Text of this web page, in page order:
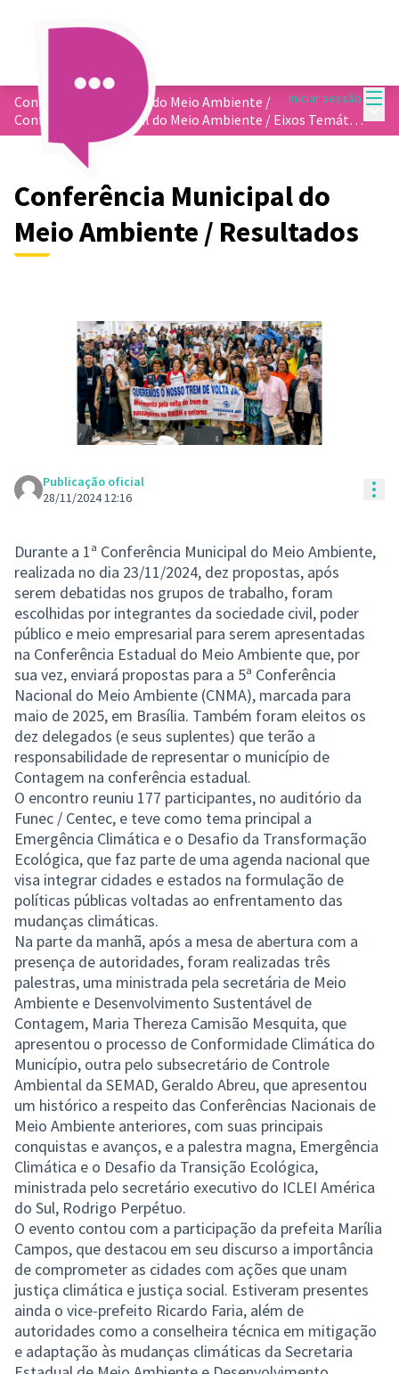
Iniciar sessão
Conferência Municipal do Meio Ambiente /
Conferência Municipal do Meio Ambiente / Eixos Temáticos
Conferência Municipal do
Meio Ambiente / Resultados
Publicação oficial
28/11/2024 12:16
Durante a 1ª Conferência Municipal do Meio Ambiente,
realizada no dia 23/11/2024, dez propostas, após
serem debatidas nos grupos de trabalho, foram
escolhidas por integrantes da sociedade civil, poder
público e meio empresarial para serem apresentadas
na Conferência Estadual do Meio Ambiente que, por
sua vez, enviará propostas para a 5ª Conferência
Nacional do Meio Ambiente (CNMA), marcada para
maio de 2025, em Brasília. Também foram eleitos os
dez delegados (e seus suplentes) que terão a
responsabilidade de representar o município de
Contagem na conferência estadual.
O encontro reuniu 177 participantes, no auditório da
Funec / Centec, e teve como tema principal a
Emergência Climática e o Desafio da Transformação
Ecológica, que faz parte de uma agenda nacional que
visa integrar cidades e estados na formulação de
políticas públicas voltadas ao enfrentamento das
mudanças climáticas.
Na parte da manhã, após a mesa de abertura com a
presença de autoridades, foram realizadas três
palestras, uma ministrada pela secretária de Meio
Ambiente e Desenvolvimento Sustentável de
Contagem, Maria Thereza Camisão Mesquita, que
apresentou o processo de Conformidade Climática do
Município, outra pelo subsecretário de Controle
Ambiental da SEMAD, Geraldo Abreu, que apresentou
um histórico a respeito das Conferências Nacionais de
Meio Ambiente anteriores, com suas principais
conquistas e avanços, e a palestra magna, Emergência
Climática e o Desafio da Transição Ecológica,
ministrada pelo secretário executivo do ICLEI América
do Sul, Rodrigo Perpétuo.
O evento contou com a participação da prefeita Marília
Campos, que destacou em seu discurso a importância
de comprometer as cidades com ações que unam
justiça climática e justiça social. Estiveram presentes
ainda o vice-prefeito Ricardo Faria, além de
autoridades como a conselheira técnica em mitigação
e adaptação às mudanças climáticas da Secretaria